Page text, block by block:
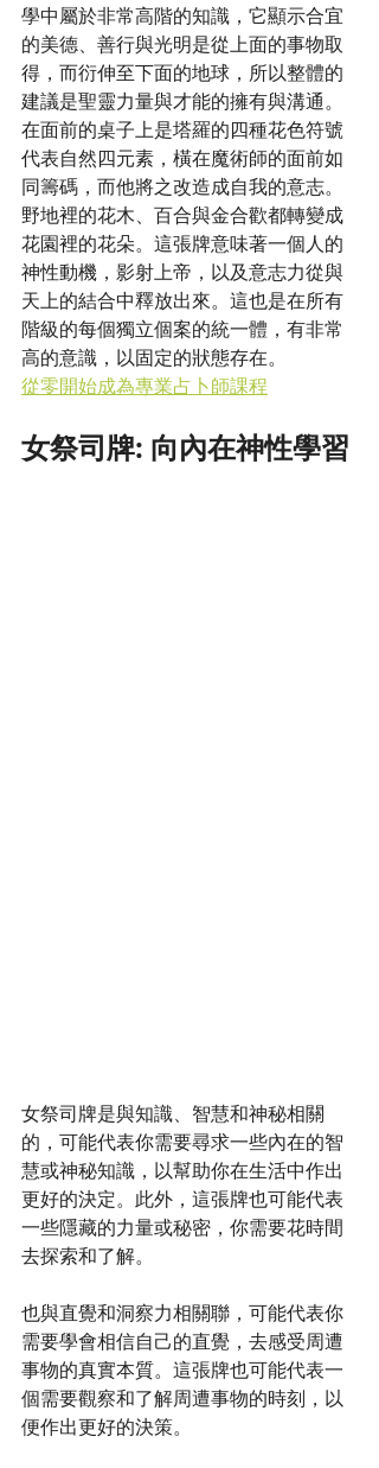
學中屬於非常高階的知識，它顯示合宜
的美德、善行與光明是從上面的事物取
得，而衍伸至下面的地球，所以整體的
建議是聖靈力量與才能的擁有與溝通。
在面前的桌子上是塔羅的四種花色符號
代表自然四元素，橫在魔術師的面前如
同籌碼，而他將之改造成自我的意志。
野地裡的花木、百合與金合歡都轉變成
花園裡的花朵。這張牌意味著一個人的
神性動機，影射上帝，以及意志力從與
天上的結合中釋放出來。這也是在所有
階級的每個獨立個案的統一體，有非常
高的意識，以固定的狀態存在。
從零開始成為專業占卜師課程
女祭司牌: 向內在神性學習
女祭司牌是與知識、智慧和神秘相關
的，可能代表你需要尋求一些內在的智
慧或神秘知識，以幫助你在生活中作出
更好的決定。此外，這張牌也可能代表
一些隱藏的力量或秘密，你需要花時間
去探索和了解。
也與直覺和洞察力相關聯，可能代表你
需要學會相信自己的直覺，去感受周遭
事物的真實本質。這張牌也可能代表一
個需要觀察和了解周遭事物的時刻，以
便作出更好的決策。